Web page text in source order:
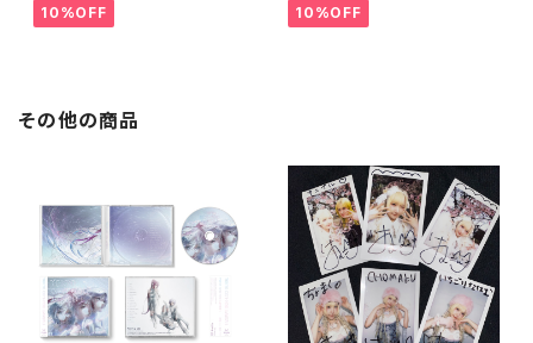
10%OFF 10%OFF
その他の商品